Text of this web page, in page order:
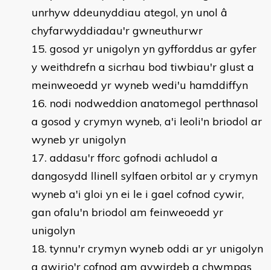
unrhyw ddeunyddiau ategol, yn unol â
chyfarwyddiadau'r gwneuthurwr
gosod yr unigolyn yn gyfforddus ar gyfer
y weithdrefn a sicrhau bod tiwbiau'r glust a
meinweoedd yr wyneb wedi'u hamddiffyn
nodi nodweddion anatomegol perthnasol
a gosod y crymyn wyneb, a'i leoli'n briodol ar
wyneb yr unigolyn
addasu'r fforc gofnodi achludol a
dangosydd llinell sylfaen orbitol ar y crymyn
wyneb a'i gloi yn ei le i gael cofnod cywir,
gan ofalu'n briodol am feinweoedd yr
unigolyn
tynnu'r crymyn wyneb oddi ar yr unigolyn
a gwirio'r cofnod am gywirdeb a chwmpas